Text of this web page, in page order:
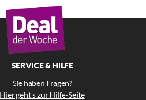
SERVICE & HILFE
Sie haben Fragen?
Hier geht’s zur Hilfe-Seite